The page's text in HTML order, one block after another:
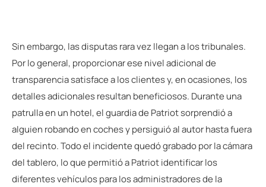
Sin embargo, las disputas rara vez llegan a los tribunales.
Por lo general, proporcionar ese nivel adicional de
transparencia satisface a los clientes y, en ocasiones, los
detalles adicionales resultan beneficiosos. Durante una
patrulla en un hotel, el guardia de Patriot sorprendió a
alguien robando en coches y persiguió al autor hasta fuera
del recinto. Todo el incidente quedó grabado por la cámara
del tablero, lo que permitió a Patriot identificar los
diferentes vehículos para los administradores de la